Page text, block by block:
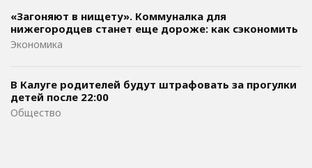
«Загоняют в нищету». Коммуналка для
нижегородцев станет еще дороже: как сэкономить
Экономика
В Калуге родителей будут штрафовать за прогулки
детей после 22:00
Общество